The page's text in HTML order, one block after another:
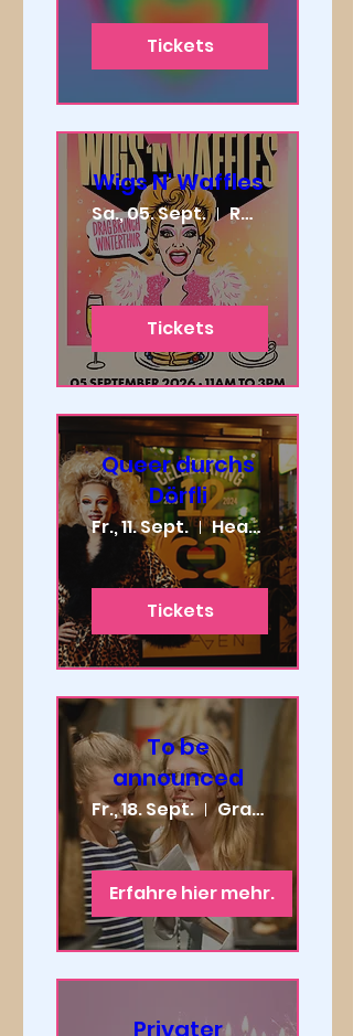
Tickets
Wigs N' Waffles
Sa., 05. Sept. Restaurant / Bar Bloom
Tickets
Queer durchs
Dörfli
Fr., 11. Sept. Heaven Zürich
Tickets
To be
announced
Fr., 18. Sept. Grabenhalle St. Gallen
Erfahre hier mehr.
Privater